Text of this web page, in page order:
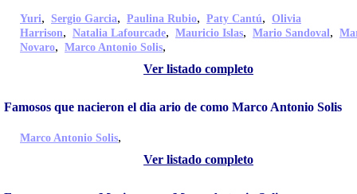
Yuri, Sergio Garcia, Paulina Rubio, Paty Cantú, Olivia
Harrison, Natalia Lafourcade, Mauricio Islas, Mario Sandoval,
Novaro, Marco Antonio Solis,
Ver listado completo
Famosos que nacieron el dia ario de como Marco Antonio Solis
Marco Antonio Solis,
Ver listado completo